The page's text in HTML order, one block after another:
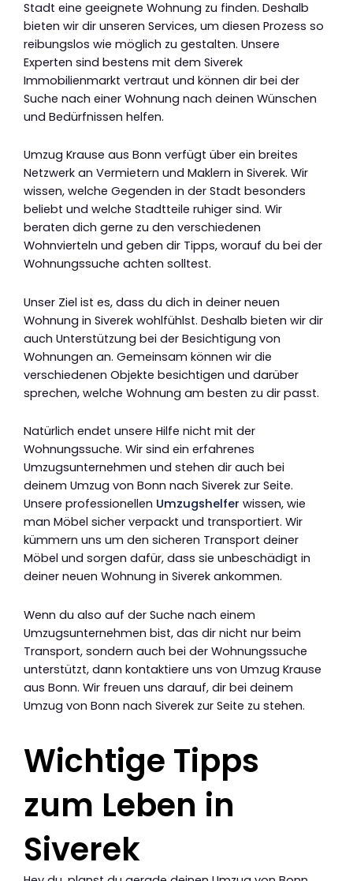
Stadt eine geeignete Wohnung zu finden. Deshalb
bieten wir dir unseren Services, um diesen Prozess so
reibungslos wie möglich zu gestalten. Unsere
Experten sind bestens mit dem Siverek
Immobilienmarkt vertraut und können dir bei der
Suche nach einer Wohnung nach deinen Wünschen
und Bedürfnissen helfen.
Umzug Krause aus Bonn verfügt über ein breites
Netzwerk an Vermietern und Maklern in Siverek. Wir
wissen, welche Gegenden in der Stadt besonders
beliebt und welche Stadtteile ruhiger sind. Wir
beraten dich gerne zu den verschiedenen
Wohnvierteln und geben dir Tipps, worauf du bei der
Wohnungssuche achten solltest.
Unser Ziel ist es, dass du dich in deiner neuen
Wohnung in Siverek wohlfühlst. Deshalb bieten wir dir
auch Unterstützung bei der Besichtigung von
Wohnungen an. Gemeinsam können wir die
verschiedenen Objekte besichtigen und darüber
sprechen, welche Wohnung am besten zu dir passt.
Natürlich endet unsere Hilfe nicht mit der
Wohnungssuche. Wir sind ein erfahrenes
Umzugsunternehmen und stehen dir auch bei
deinem Umzug von Bonn nach Siverek zur Seite.
Unsere professionellen Umzugshelfer wissen, wie
man Möbel sicher verpackt und transportiert. Wir
kümmern uns um den sicheren Transport deiner
Möbel und sorgen dafür, dass sie unbeschädigt in
deiner neuen Wohnung in Siverek ankommen.
Wenn du also auf der Suche nach einem
Umzugsunternehmen bist, das dir nicht nur beim
Transport, sondern auch bei der Wohnungssuche
unterstützt, dann kontaktiere uns von Umzug Krause
aus Bonn. Wir freuen uns darauf, dir bei deinem
Umzug von Bonn nach Siverek zur Seite zu stehen.
Wichtige Tipps
zum Leben in
Siverek